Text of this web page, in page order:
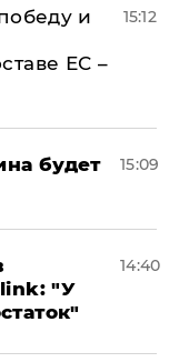
и
ЕС –
15:12
будет
15:09
"У
14:40